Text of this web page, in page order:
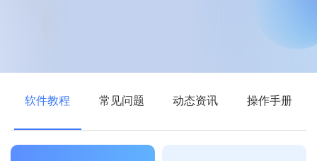
软件教程 常见问题 动态资讯 操作手册